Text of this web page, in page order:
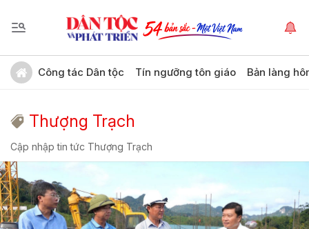
Công tác Dân tộc Tín ngưỡng tôn giáo Bản làng
Thượng Trạch
Cập nhập tin tức Thượng Trạch